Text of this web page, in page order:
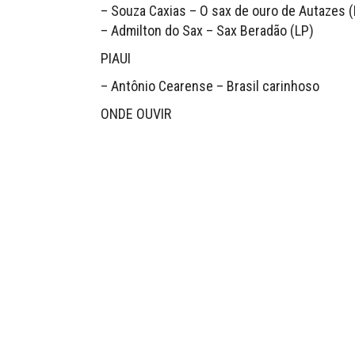
– Souza Caxias – O sax de ouro de Autazes
– Admilton do Sax – Sax Beradão (LP)
PIAUI
– Antônio Cearense – Brasil carinhoso
ONDE OUVIR